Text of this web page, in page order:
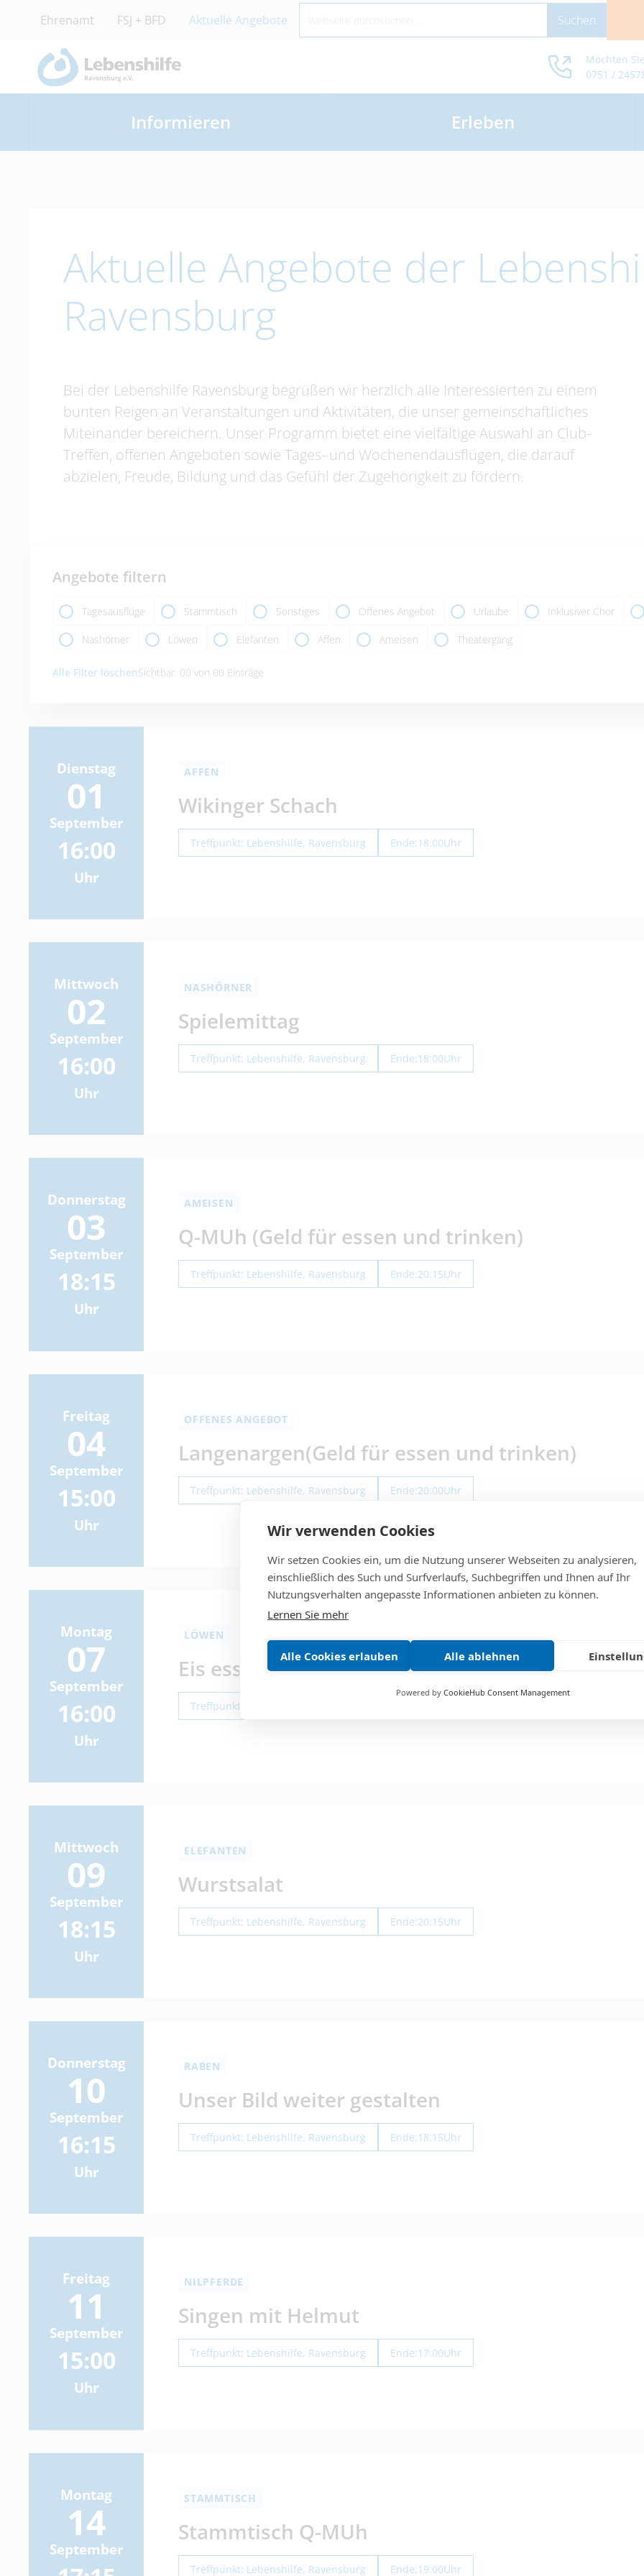
Wir verwenden Cookies
Wir setzen Cookies ein, um die Nutzung unserer Webseiten zu analysieren,
einschließlich des Such und Surfverlaufs, Suchbegriffen und Ihnen auf Ihr
Nutzungsverhalten angepasste Informationen anbieten zu können.
Lernen Sie mehr
Alle Cookies erlauben Alle ablehnen
Powered by CookieHub Consent Management
Ehrenamt FSJ + BFD Aktuelle Angebote
Möchten
0751 /
Informieren Erleben
Aktuelle Angebote der
Ravensburg
Bei der Lebenshilfe Ravensburg begrüßen wir herzlich alle Interessierten zu einem
bunten Reigen an Veranstaltungen und Aktivitäten, die unser gemeinschaftliches
Miteinander bereichern. Unser Programm bietet eine vielfältige Auswahl an Club-
Treffen, offenen Angeboten sowie Tages- und Wochenendausflügen, die darauf
abzielen, Freude, Bildung und das Gefühl der Zugehörigkeit zu fördern.
Angebote filtern
Tagesausflüge Stammtisch Sonstiges Offenes Angebot Urlaube Inklusiver Chor
Nashörner Löwen Elefanten Affen Ameisen Theatergäng
Alle Filter löschenSichtbar: 00 von 00 Einträge
Dienstag
01
September
16:00
Uhr
AFFEN
Wikinger Schach
Treffpunkt: Lebenshilfe, Ravensburg Ende:18:00Uhr
Mittwoch
02
September
16:00
Uhr
NASHÖRNER
Spielemittag
Treffpunkt: Lebenshilfe, Ravensburg Ende:18:00Uhr
Donnerstag
03
September
18:15
Uhr
AMEISEN
Q-MUh (Geld für essen und trinken)
Treffpunkt: Lebenshilfe, Ravensburg Ende:20:15Uhr
Freitag
04
September
15:00
Uhr
OFFENES ANGEBOT
Langenargen(Geld für essen und trinken)
Treffpunkt: Lebenshilfe, Ravensburg Ende:20:00Uhr
Montag
07
September
16:00
Uhr
LÖWEN
Eis essen gehen (Geld für Eis)
Treffpunkt: Lebenshilfe, Ravensburg
Mittwoch
09
September
18:15
Uhr
ELEFANTEN
Wurstsalat
Treffpunkt: Lebenshilfe, Ravensburg Ende:20:15Uhr
Donnerstag
10
September
16:15
Uhr
RABEN
Unser Bild weiter gestalten
Treffpunkt: Lebenshilfe, Ravensburg Ende:18:15Uhr
Freitag
11
September
15:00
Uhr
NILPFERDE
Singen mit Helmut
Treffpunkt: Lebenshilfe, Ravensburg Ende:17:00Uhr
Montag
14
September
STAMMTISCH
Stammtisch Q-MUh
Treffpunkt: Lebenshilfe, Ravensburg Ende:19:00Uhr